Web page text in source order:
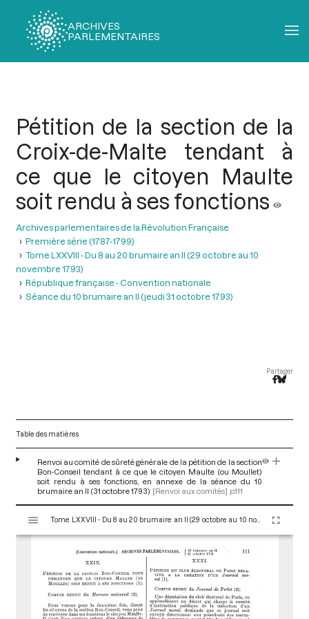
ARCHIVES
PARLEMENTAIRES
Pétition de la section de la
Croix-de-Malte tendant à
ce que le citoyen Maulte
soit rendu à ses fonctions
Archives parlementaires de la Révolution Française
Première série (1787-1799)
Tome LXXVIII - Du 8 au 20 brumaire an II (29 octobre au 10
novembre 1793)
République française - Convention nationale
Séance du 10 brumaire an II (jeudi 31 octobre 1793)
Partager
Table des matières
Renvoi au comité de sûreté générale de la pétition de la section
Bon-Conseil tendant à ce que le citoyen Maulte (ou Moullet)
soit rendu à ses fonctions, en annexe de la séance du 10
brumaire an II (31 octobre 1793) [Renvoi aux comités] p.111
s